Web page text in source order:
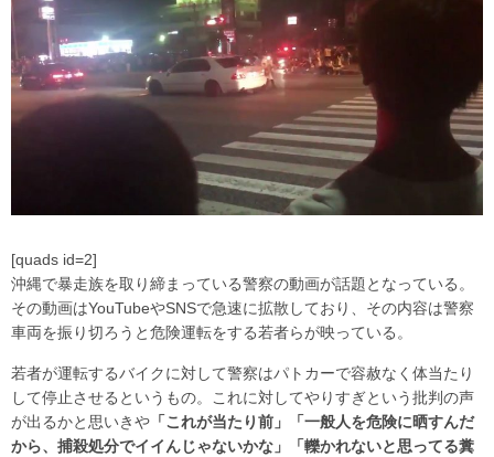
[quads id=2]
沖縄で暴走族を取り締まっている警察の動画が話題となっている。
その動画はYouTubeやSNSで急速に拡散しており、その内容は警察
車両を振り切ろうと危険運転をする若者らが映っている。
若者が運転するバイクに対して警察はパトカーで容赦なく体当たり
して停止させるというもの。これに対してやりすぎという批判の声
が出るかと思いきや 「これが当たり前」「一般人を危険に晒すんだ
から、捕殺処分でイイんじゃないかな」「轢かれないと思ってる糞